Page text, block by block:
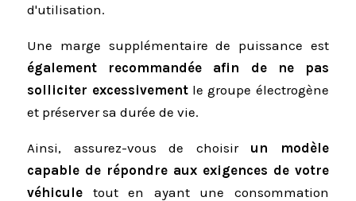
d'utilisation.
Une marge supplémentaire de puissance est
également recommandée afin de ne pas
solliciter excessivement le groupe électrogène
et préserver sa durée de vie.
Ainsi, assurez-vous de choisir un modèle
capable de répondre aux exigences de votre
véhicule tout en ayant une consommation